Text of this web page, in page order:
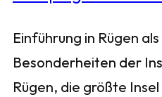
Einführung in Rügen
Besonderheiten der
Rügen, die größte